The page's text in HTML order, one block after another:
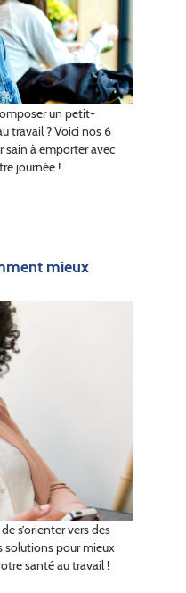
un petit-
travail ? Voici nos 6
à emporter avec
journée !
mieux
s’orienter vers des
solutions pour mieux
santé au travail !